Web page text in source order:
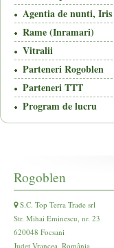
Agentia de nunti, Iris
Rame (Inramari)
Vitralii
Parteneri Rogoblen
Parteneri TTT
Program de lucru
Rogoblen
S.C. Top Terra Trade srl
Str. Mihai Eminescu, nr. 23
620048 Focsani
Județ Vrancea, România